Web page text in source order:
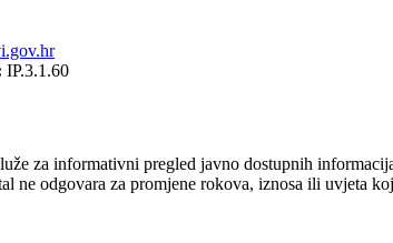
IP.3.1.60
za informativni pregled javno dostupnih
ne odgovara za promjene rokova, iznosa ili uvjeta